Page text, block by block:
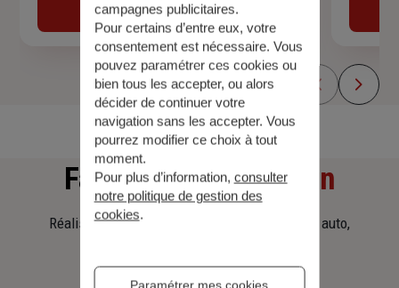
Découvrir
Faitesune simulation
Réalisez une simulation tarifaire d'assurance, auto,
campagnes publicitaires.
Pour certains d’entre eux, votre
consentement est nécessaire. Vous
pouvez paramétrer ces cookies ou
bien tous les accepter, ou alors
décider de continuer votre
navigation sans les accepter. Vous
pourrez modifier ce choix à tout
moment.
Pour plus d’information, consulter
notre politique de gestion des
cookies.
Paramétrer mes cookies